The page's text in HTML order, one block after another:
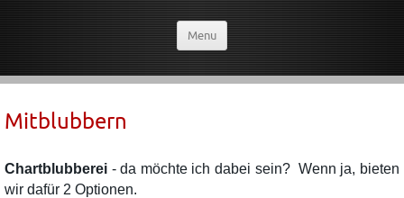
Menu
Mitblubbern
Chartblubberei - da möchte ich dabei sein? Wenn ja, bieten
wir dafür 2 Optionen.